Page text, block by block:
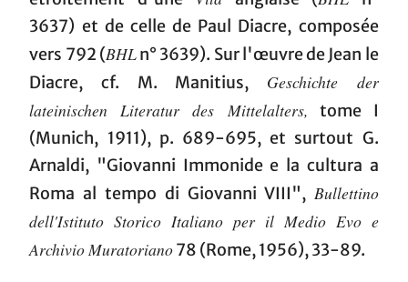
3637) et de celle de Paul Diacre, composée
vers 792 (BHLn° 3639). Sur l'œuvre de Jean le
Diacre, cf. M. Manitius, Geschichte der
lateinischen Literatur des Mittelalters, tome I
(Munich, 1911), p. 689-695, et surtout G.
Arnaldi, "Giovanni Immonide e la cultura a
Roma al tempo di Giovanni VIII", Bullettino
dell'Istituto Storico Italiano per il Medio Evo e
Archivio Muratoriano78 (Rome, 1956), 33-89.